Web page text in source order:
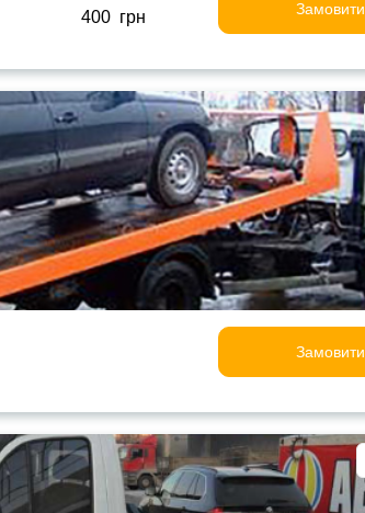
400 грн Замовити
Замовити